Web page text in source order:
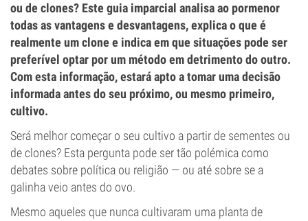
ou de clones? Este guia imparcial analisa ao pormenor
todas as vantagens e desvantagens, explica o que é
realmente um clone e indica em que situações pode ser
preferível optar por um método em detrimento do outro.
Com esta informação, estará apto a tomar uma decisão
informada antes do seu próximo, ou mesmo primeiro,
cultivo.
Será melhor começar o seu cultivo a partir de sementes ou
de clones? Esta pergunta pode ser tão polémica como
debates sobre política ou religião — ou até sobre se a
galinha veio antes do ovo.
Mesmo aqueles que nunca cultivaram uma planta de